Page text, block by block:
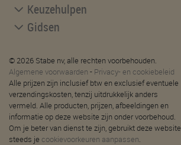
Keuzehulpen
Gidsen
© 2026 Stabe nv, alle rechten voorbehouden.
Algemene voorwaarden - Privacy- en cookiebeleid
Alle prijzen zijn inclusief btw en exclusief eventuele
verzendingskosten, tenzij uitdrukkelijk anders
vermeld. Alle producten, prijzen, afbeeldingen en
informatie op deze website zijn onder voorbehoud.
Om je beter van dienst te zijn, gebruikt deze website
steeds je cookievoorkeuren aanpassen.